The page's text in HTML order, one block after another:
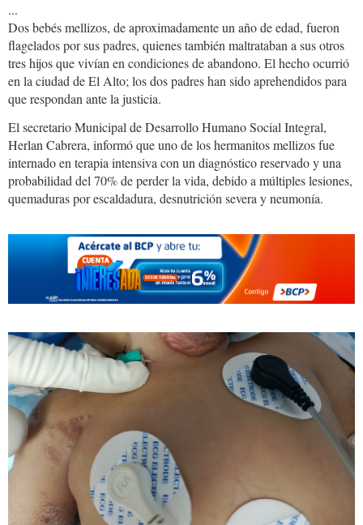
...
Dos bebés mellizos, de aproximadamente un año de edad, fueron
flagelados por sus padres, quienes también maltrataban a sus otros
tres hijos que vivían en condiciones de abandono. El hecho ocurrió
en la ciudad de El Alto; los dos padres han sido aprehendidos para
que respondan ante la justicia.
El secretario Municipal de Desarrollo Humano Social Integral,
Herlan Cabrera, informó que uno de los hermanitos mellizos fue
internado en terapia intensiva con un diagnóstico reservado y una
probabilidad del 70% de perder la vida, debido a múltiples lesiones,
quemaduras por escaldadura, desnutrición severa y neumonía.
flagelo.jpg